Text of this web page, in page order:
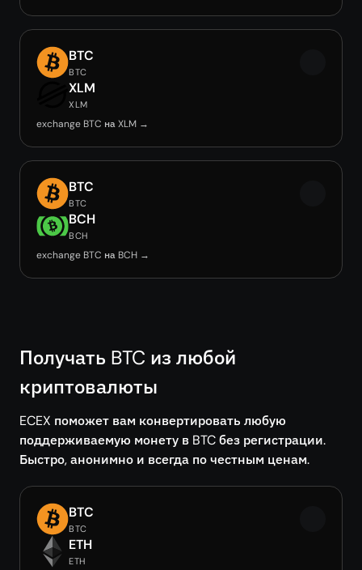
BTC
BTC
XLM
XLM
exchange BTC на XLM →
BTC
BTC
BCH
BCH
exchange BTC на BCH →
Получать BTC из любой
криптовалюты
ECEX поможет вам конвертировать любую
поддерживаемую монету в BTC без регистрации.
Быстро, анонимно и всегда по честным ценам.
BTC
BTC
ETH
ETH